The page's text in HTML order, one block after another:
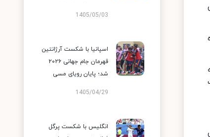
1405/05/03
اسپانیا با شکست آرژانتین
قهرمان جام جهانی ۲۰۲۶
شد؛ پایان رویای مسی
1405/04/29
انگلیس با شکست پرگل